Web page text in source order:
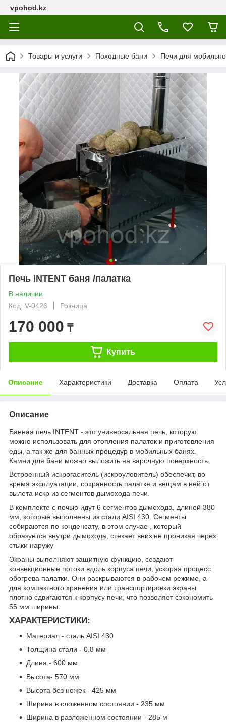
vpohod.kz
Товары и услуги Походные бани Печи для
Печь INTENT баня /палатка
В наличии
Код: V-0426
Розница
170 000 ₸
Купить
Описание Характеристики Доставка Оплата
Описание
Банная печь INTENT - это универсальная печь, которую
можно использовать для отопления палаток и приготовления
еды, а так же для банных процедур в мобильных банях.
Камни для бани можно выложить на варочную поверхность.
Встроенный искрогаситель (искроуловитель) обеспечит, во
время эксплуатации, сохранность палатке и вещам в ней от
вылета искр из сегментов дымохода печи.
В комплекте с печью идут 6 сегментов дымохода, длиной 380
мм, которые выполнены из стали AISI 430. Сегменты
собираются по конденсату, в этом случае , который
образуется внутри дымохода, стекает вниз не проникая через
стыки наружу
Экраны выполняют защитную функцию, создают
конвекционные потоки вдоль корпуса печи, ускоряя процесс
обогрева палатки. Они раскрываются в рабочем режиме, а
для компактного хранения или транспортировки экраны
плотно сдвигаются к корпусу печи, что позволяет сэкономить
55 мм ширины.
ХАРАКТЕРИСТИКИ:
Материал - сталь AISI 430
Толщина стали - 0.8 мм
Длина - 600 мм
Высота- 570 мм
Высота без ножек - 425 мм
Ширина в сложенном состоянии - 235 мм
Ширина в разложенном состоянии - 285 м